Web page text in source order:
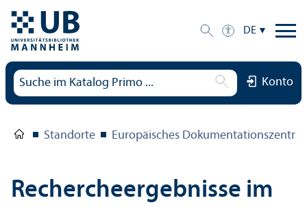
DE
Konto
Standorte Europäisches
Rechercheergebnisse im